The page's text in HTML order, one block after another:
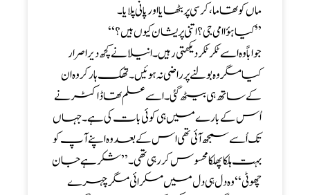
ماں کو تھاما، کرسی پر بٹھایا اور پانی پلایا۔
’’کیا ہؤا امی جی ؟ اتنی پریشان کیوں ہیں؟‘‘
جواباً وہ اسے ٹکر ٹکر دیکھتی رہیں ۔ انیلا نے کچھ دیر اصرار
کیا مگر وہ بولنے پر راضی نہ ہوئیں ۔ تھک ہار کر وہ ان
کے ساتھ ہی بیٹھ گئی ۔ اسے علم تھا ڈاکٹرنے
اُس کے بارے میں ہی کوئی بات کی ہے ۔ جہاں
تک اُسے سمجھ آئی تھی اس کے بعد وہ اپنے آپ کو
بہت ہلکا پھلکا محسوس کر رہی تھی ۔’’ شکر ہے جان
چھوٹی‘‘ وہ دل ہی دل میں مسکرائی مگر چہرے